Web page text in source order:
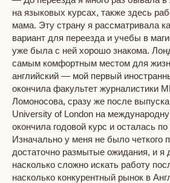
на языковых курсах, также здесь
мама. Эту страну я рассматривала
вариант для переезда и учебы в
уже была с ней хорошо знакома.
самым комфортным местом для
английский — мой первый
окончила факультет журналистики
Ломоносова, сразу же после
University of London на
окончила годовой курс и осталась
Изначально у меня не было
достаточно размытые ожидания, и я
насколько сложно искать работу
насколько конкурентный рынок в